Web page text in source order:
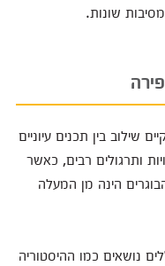
שונות.
שילוב בין תכנים עיוניים
ותרגולים רבים, כאשר
הינה מן המעלה
נושאים כמו ההיסטוריה